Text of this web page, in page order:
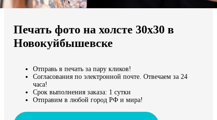
Мы доставляем по всему миру
Продолжить без города
Печать фото на холсте 30х30 в
Новокуйбышевске
Отправь в печать за пару кликов!
Согласования по электронной почте. Отвечаем за 24
часа!
Срок выполнения заказа: 1 сутки
Отправим в любой город РФ и мира!